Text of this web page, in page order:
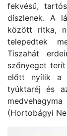
fekvésű,
díszlenek. A
között ritka,
telepedtek
Tiszahát
szőnyeget
előtt nyílik a
tyúktaréj és
(Hortobágyi